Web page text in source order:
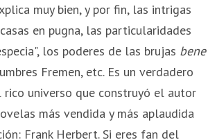
muy bien, y por fin, las intrigas
en pugna, las particularidades
los poderes de las brujas bene
Fremen, etc. Es un verdadero
universo que construyó el autor
más vendida y más aplaudida
Frank Herbert. Si eres fan del